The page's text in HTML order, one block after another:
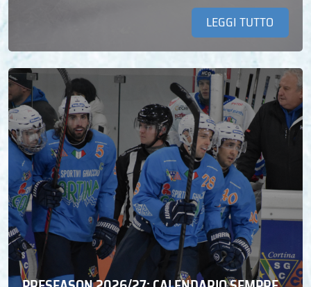
LEGGI TUTTO